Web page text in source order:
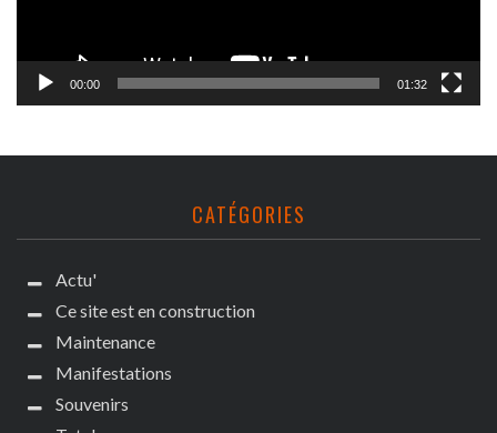
00:00 01:32
CATÉGORIES
Actu'
Ce site est en construction
Maintenance
Manifestations
Souvenirs